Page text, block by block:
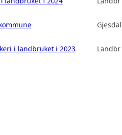
i landbruket i 2023